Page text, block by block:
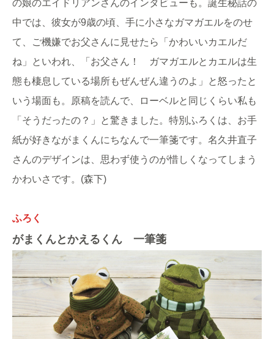
の娘のエイドリアンさんのインタビューも。誕生秘話の
中では、彼女が9歳の頃、手に小さなガマガエルをのせ
て、ご機嫌でお父さんに見せたら「かわいいカエルだ
ね」といわれ、「お父さん！ ガマガエルとカエルは生
態も棲息している場所もぜんぜん違うのよ」と怒ったと
いう場面も。原稿を読んで、ローベルと同じくらい私も
「そうだったの？」と驚きました。特別ふろくは、お手
紙が好きながまくんにちなんで一筆箋です。名久井直子
さんのデザインは、思わず使うのが惜しくなってしまう
かわいさです。(森下)
ふろく
がまくんとかえるくん 一筆箋